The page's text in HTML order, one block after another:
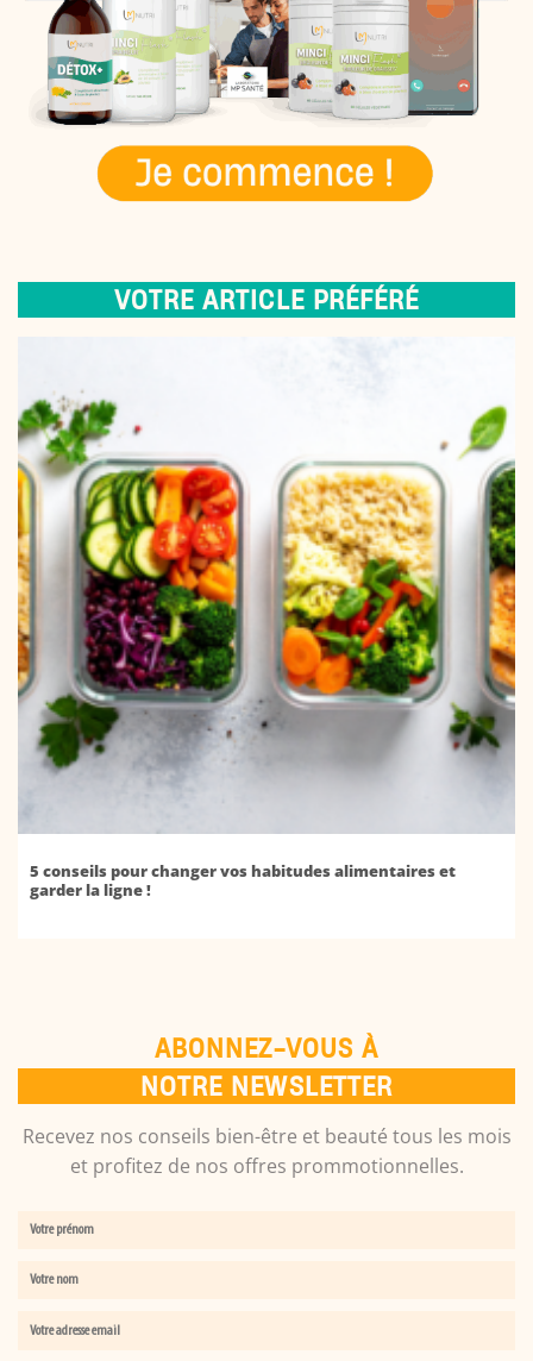
VOTRE ARTICLE PRÉFÉRÉ
5 conseils pour changer vos habitudes alimentaires et
garder la ligne !
ABONNEZ-VOUS À
NOTRE NEWSLETTER
Recevez nos conseils bien-être et beauté tous les mois
et profitez de nos offres prommotionnelles.